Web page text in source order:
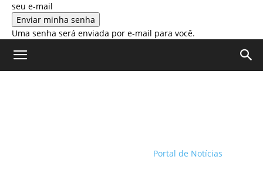
seu e-mail
Uma senha será enviada por e-mail para você.
Portal de Notícias